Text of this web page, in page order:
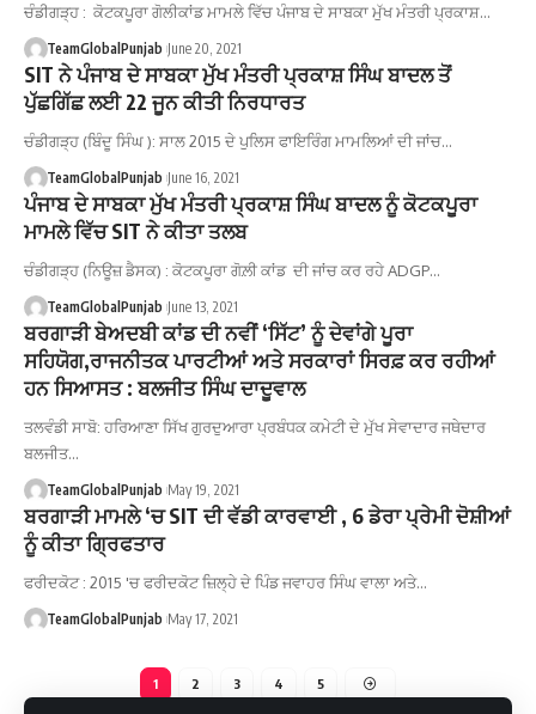
ਚੰਡੀਗੜ੍ਹ : ਕੋਟਕਪੂਰਾ ਗੋਲੀਕਾਂਡ ਮਾਮਲੇ ਵਿੱਚ ਪੰਜਾਬ ਦੇ ਸਾਬਕਾ ਮੁੱਖ ਮੰਤਰੀ ਪ੍ਰਕਾਸ਼…
TeamGlobalPunjab June 20, 2021
SIT ਨੇ ਪੰਜਾਬ ਦੇ ਸਾਬਕਾ ਮੁੱਖ ਮੰਤਰੀ ਪ੍ਰਕਾਸ਼ ਸਿੰਘ ਬਾਦਲ ਤੋਂ
ਪੁੱਛਗਿੱਛ ਲਈ 22 ਜੂਨ ਕੀਤੀ ਨਿਰਧਾਰਤ
ਚੰਡੀਗੜ੍ਹ (ਬਿੰਦੂ ਸਿੰਘ ): ਸਾਲ 2015 ਦੇ ਪੁਲਿਸ ਫਾਇਰਿੰਗ ਮਾਮਲਿਆਂ ਦੀ ਜਾਂਚ…
TeamGlobalPunjab June 16, 2021
ਪੰਜਾਬ ਦੇ ਸਾਬਕਾ ਮੁੱਖ ਮੰਤਰੀ ਪ੍ਰਕਾਸ਼ ਸਿੰਘ ਬਾਦਲ ਨੂੰ ਕੋਟਕਪੂਰਾ
ਮਾਮਲੇ ਵਿੱਚ SIT ਨੇ ਕੀਤਾ ਤਲਬ
ਚੰਡੀਗੜ੍ਹ (ਨਿਊਜ਼ ਡੈਸਕ) : ਕੋਟਕਪੂਰਾ ਗੋਲ਼ੀ ਕਾਂਡ ਦੀ ਜਾਂਚ ਕਰ ਰਹੇ ADGP…
TeamGlobalPunjab June 13, 2021
ਬਰਗਾੜੀ ਬੇਅਦਬੀ ਕਾਂਡ ਦੀ ਨਵੀਂ ‘ਸਿੱਟ’ ਨੂੰ ਦੇਵਾਂਗੇ ਪੂਰਾ
ਸਹਿਯੋਗ,ਰਾਜਨੀਤਕ ਪਾਰਟੀਆਂ ਅਤੇ ਸਰਕਾਰਾਂ ਸਿਰਫ਼ ਕਰ ਰਹੀਆਂ
ਹਨ ਸਿਆਸਤ : ਬਲਜੀਤ ਸਿੰਘ ਦਾਦੂਵਾਲ
ਤਲਵੰਡੀ ਸਾਬੋ: ਹਰਿਆਣਾ ਸਿੱਖ ਗੁਰਦੁਆਰਾ ਪ੍ਰਬੰਧਕ ਕਮੇਟੀ ਦੇ ਮੁੱਖ ਸੇਵਾਦਾਰ ਜਥੇਦਾਰ
ਬਲਜੀਤ…
TeamGlobalPunjab May 19, 2021
ਬਰਗਾੜੀ ਮਾਮਲੇ ‘ਚ SIT ਦੀ ਵੱਡੀ ਕਾਰਵਾਈ , 6 ਡੇਰਾ ਪ੍ਰੇਮੀ ਦੋਸ਼ੀਆਂ
ਨੂੰ ਕੀਤਾ ਗ੍ਰਿਫਤਾਰ
ਫਰੀਦਕੋਟ : 2015 'ਚ ਫਰੀਦਕੋਟ ਜ਼ਿਲ੍ਹੇ ਦੇ ਪਿੰਡ ਜਵਾਹਰ ਸਿੰਘ ਵਾਲਾ ਅਤੇ…
TeamGlobalPunjab May 17, 2021
1 2 3 4 5